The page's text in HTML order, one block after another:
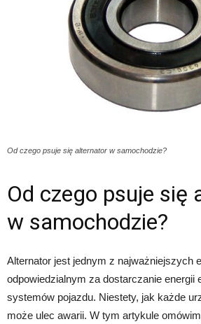
Od czego psuje się alternator w samochodzie?
Od czego psuje się
w samochodzie?
Alternator jest jednym z najważniejszych
odpowiedzialnym za dostarczanie energii
systemów pojazdu. Niestety, jak każde
może ulec awarii. W tym artykule